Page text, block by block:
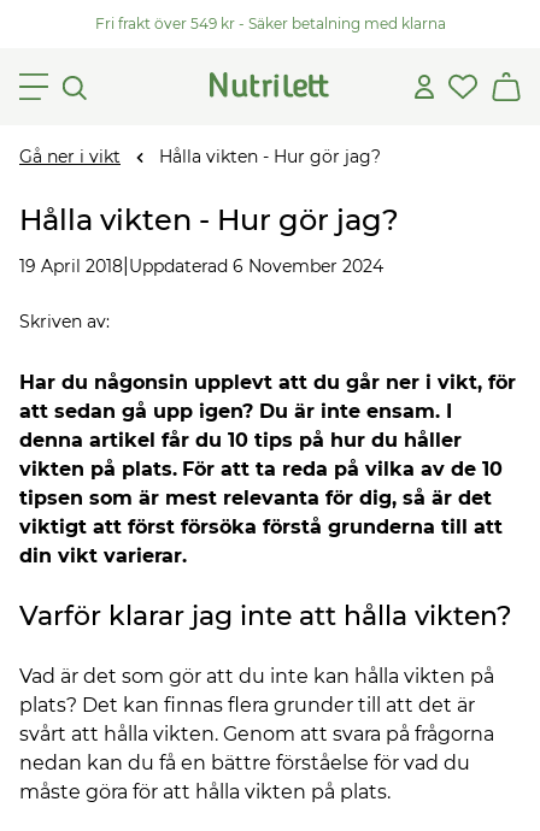
Fri frakt över 549 kr - Säker betalning med klarna
Gå ner i vikt Hålla vikten - Hur gör jag?
Hålla vikten - Hur gör jag?
19 April 2018 Uppdaterad 6 November 2024
Skriven av:
Har du någonsin upplevt att du går ner i vikt, för
att sedan gå upp igen? Du är inte ensam. I
denna artikel får du 10 tips på hur du håller
vikten på plats. För att ta reda på vilka av de 10
tipsen som är mest relevanta för dig, så är det
viktigt att först försöka förstå grunderna till att
din vikt varierar.
Varför klarar jag inte att hålla vikten?
Vad är det som gör att du inte kan hålla vikten på
plats? Det kan finnas flera grunder till att det är
svårt att hålla vikten. Genom att svara på frågorna
nedan kan du få en bättre förståelse för vad du
måste göra för att hålla vikten på plats.